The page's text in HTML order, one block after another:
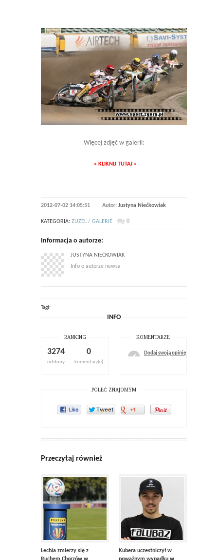
Więcej zdjęć w galerii:
» KLIKNIJ TUTAJ «
2012-07-02 14:05:51 Autor: Justyna Niećkowiak
KATEGORIA: ZUZEL / GALERIE 0
Informacja o autorze:
JUSTYNA NIEĆKOWIAK
Info o autorze newsa
Tagi:
INFO
RANKING
3274
odsłony
0
komentarz(e)
KOMENTARZE
Dodaj swoją opinię
POLEĆ ZNAJOMYM
Przeczytaj również
Lechia zmierzy się z
Ruchem Chorzów w
Kubera uczestniczył w
poważnym wypadku w